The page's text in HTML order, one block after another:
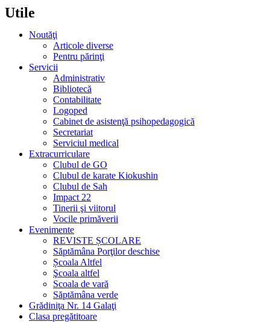
Utile
Noutăţi
Articole diverse
Pentru părinţi
Servicii
Administrativ
Bibliotecă
Contabilitate
Logoped
Cabinet de asistenţă psihopedagogică
Secretariat
Serviciul medical
Extracurriculare
Clubul de GO
Clubul de karate Kiokushin
Clubul de Sah
Impact 22
Tinerii şi viitorul
Vocile primăverii
Evenimente
REVISTE ȘCOLARE
Săptămâna Porţilor deschise
Școala Altfel
Şcoala altfel
Scoala de vară
Săptămâna verde
Grădiniţa Nr. 14 Galaţi
Clasa pregătitoare